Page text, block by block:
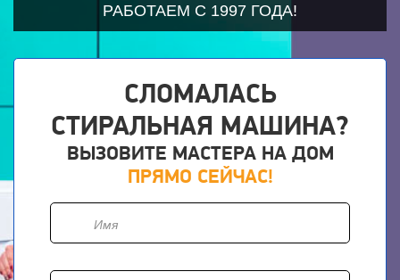
РАБОТАЕМ С 1997 ГОДА!
СЛОМАЛАСЬ
СТИРАЛЬНАЯ МАШИНА?
ВЫЗОВИТЕ МАСТЕРА НА ДОМ
ПРЯМО СЕЙЧАС!